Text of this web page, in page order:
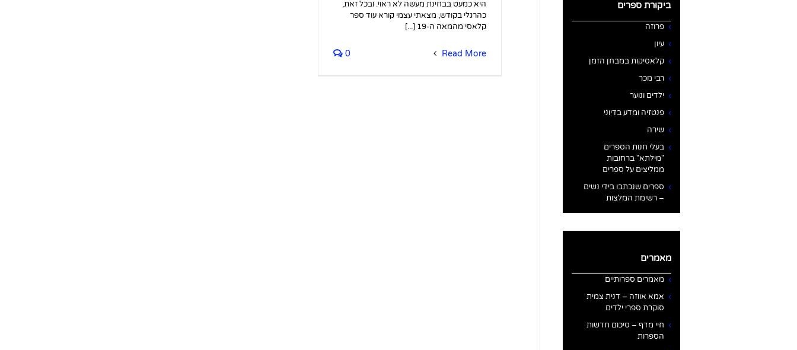
היא כמעט בבחינת מעשה לא ראוי. ובכל זאת,
כהרגלי בקודש, מצאתי עצמי קורא עוד ספר
קלאסי מהמאה ה-19 [...]
Read More
0
ביקורת ספרים
פרוזה
עיון
קלאסיקות במבחן הזמן
רבי מכר
ילדים ונוער
פנטזיה ומדע בדיוני
שירה
בעלי חנות הספרים
"מילתא" ברחובות
ממליצים על ספרים
ספרים שנכתבו בידי נשים
– רשימת המלצות
מאמרים
מאמרים ספרותיים
אמא אווזה – דנית צמית
סוקרת ספרי ילדים
חיי מדף – סיכום חדשות
הספרות